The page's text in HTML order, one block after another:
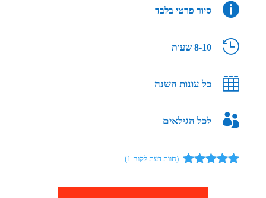
 סיור פרטי בלבד
 8-10 שעות
 כל עונות השנה
 לכל הגילאים
(חוות דעת לקוח 1
)